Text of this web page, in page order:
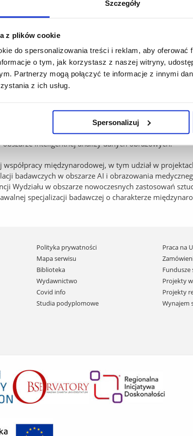
Szczegóły
z plików cookie
do spersonalizowania treści i reklam, aby oferować
o tym, jak korzystasz z naszej witryny,
Partnerzy mogą połączyć te informacje z innymi
z ich usług.
Spersonalizuj
Interdyscyplinarnego Centrum Modelowania
decyzji.
w obszarze sztucznej inteligencji,
Laboratorium koncentruje się na łączeniu
na AI,
projekty UE, współpraca z podmiotami
inteligentnej analizy danych obrazowych.
międzynarodowej, w tym udział w
badawczych w obszarze AI i obrazowania
Wydziału w obszarze nowoczesnych zastosowań
specjalizacji badawczej o charakterze
Pomiń
nawigację
i
przejdź
do
treści
Polityka prywatności
Mapa serwisu
Biblioteka
Wydawnictwo
Covid info
Studia podyplomowe
Praca na
Projekty
Projekty
Wynajem